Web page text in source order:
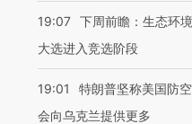
19:07 下周前瞻：生态环
大选进入竞选阶段
19:01
特朗普坚称美国防
会向乌克兰提供更多